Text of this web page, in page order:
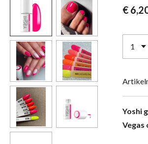
€
Yoshi
Vegas